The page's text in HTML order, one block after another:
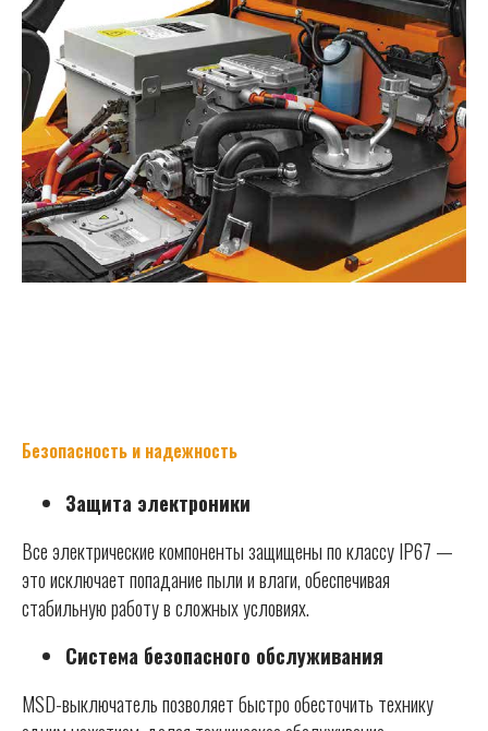
Безопасность и надежность
Защита электроники
Все электрические компоненты защищены по классу IP67 —
это исключает попадание пыли и влаги, обеспечивая
стабильную работу в сложных условиях.
Система безопасного обслуживания
MSD-выключатель позволяет быстро обесточить технику